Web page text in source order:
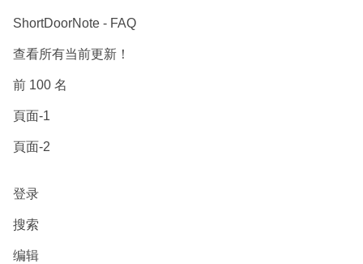
ShortDoorNote - FAQ
查看所有当前更新！
前 100 名
頁面-1
頁面-2
登录
搜索
编辑